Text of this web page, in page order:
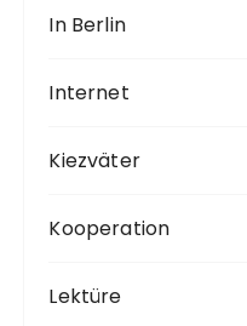
In Berlin
Internet
Kiezväter
Kooperation
Lektüre